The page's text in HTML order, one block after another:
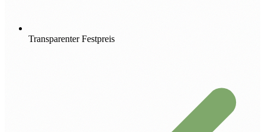
Transparenter Festpreis